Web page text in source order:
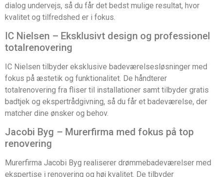
dialog undervejs, så du får det bedst mulige resultat, hvor
kvalitet og tilfredshed er i fokus.
IC Nielsen – Eksklusivt design og professionel
totalrenovering
IC Nielsen tilbyder eksklusive badeværelsesløsninger med
fokus på æstetik og funktionalitet. De håndterer
totalrenovering fra fliser til installationer samt tilbyder gratis
badtjek og ekspertrådgivning, så du får et badeværelse, der
matcher dine ønsker og behov.
Jacobi Byg – Murerfirma med fokus på top
renovering
Murerfirma Jacobi Byg realiserer drømmebadeværelser med
ekspertise i renovering og høj kvalitet. De tilbyder